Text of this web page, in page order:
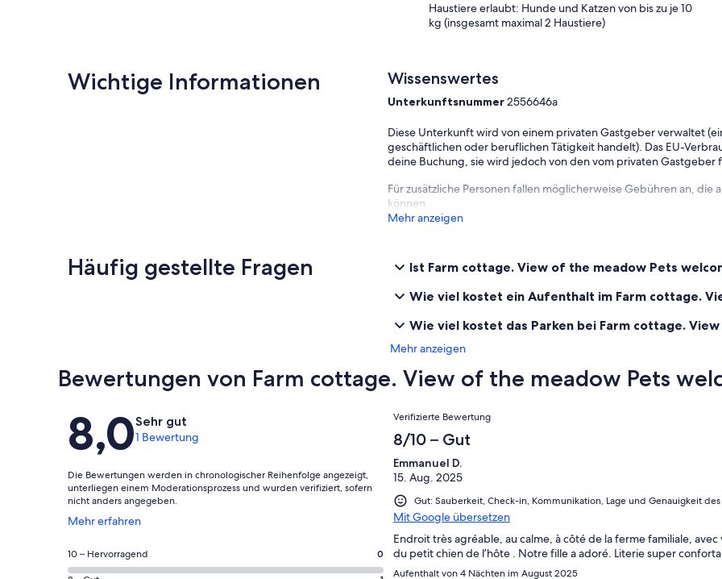
Haustiere erlaubt: Hunde und Katzen von bis zu je 10
kg (insgesamt maximal 2 Haustiere)
Wichtige Informationen Wissenswertes
Unterkunftsnummer2556646a
Diese Unterkunft wird von einem privaten Gastgeber verwaltet
geschäftlichen oder beruflichen Tätigkeit handelt). Das EU-
deine Buchung, sie wird jedoch von den vom privaten
Für zusätzliche Personen fallen möglicherweise Gebühren an,
können.
Mehr anzeigen
Häufig gestellte Fragen
Ist Farm cottage. View of the meadow Pets
Wie viel kostet ein Aufenthalt im Farm cottage.
Wie viel kostet das Parken bei Farm cottage.
Mehr anzeigen
Bewertungen von Farm cottage. View of the meadow Pets
Bewertungen
8,0Sehr gut
1 Bewertung
Die Bewertungen werden in chronologischer Reihenfolge angezeigt,
unterliegen einem Moderationsprozess und wurden verifiziert, sofern
nicht anders angegeben.
Mehr erfahren
Wird
einem
neuen
0
von
10 – Hervorragend 0
Bewertungen
Verifizierte Bewertung
8/10 – Gut
Emmanuel D.
15. Aug. 2025
Gut: Sauberkeit, Check-in, Kommunikation, Lage und Genauigkeit
Mit Google übersetzen
Endroit très agréable, au calme, à côté de la ferme familiale,
du petit chien de l’hôte . Notre fille a adoré. Literie super
Aufenthalt von 4 Nächten im August 2025